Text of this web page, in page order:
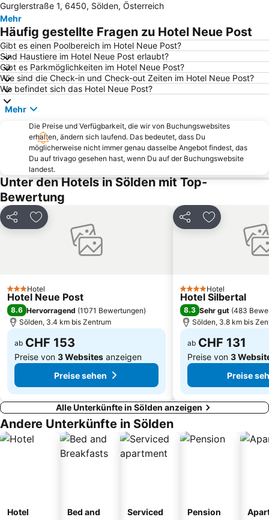
Meran 2000
Stubaier Gletscher
Hochgurgl
Skigebiet Kühtai
Südtirol Classic Rallye
Erlebnisbad Naturns
Glacier of Kaunertal
Promenaden von Meran
Congress Innsbruck
Olympiaworld
Goldenes Dachl
Bergbaumuseum Ridnaun-Schneeberg
Ratschings-Jaufen
Jochtal
Obergurgl
Ladurns Ski resort
Gärten von Schloss Trauttmansdorff
Venet
Flughafen Innsbruck
Merano 2000
Bergisel Schanze
Hallenbad Amraser Straße
Leutaschtal
Schnalstaler Gletscherbahn
Vinschgauer Tor
Die Lauben Merans
Kinderschneealm
Merano Railway Station
Gurglerstraße 1, 6450, Sölden, Österreich
Mehr
Häufig gestellte Fragen zu Hotel Neue Post
Gibt es einen Poolbereich im Hotel Neue Post?
Sind Haustiere im Hotel Neue Post erlaubt?
Gibt es Parkmöglichkeiten im Hotel Neue Post?
Wie sind die Check-in und Check-out Zeiten im Hotel Neue Post?
Wo befindet sich das Hotel Neue Post?
Mehr
Die Preise und Verfügbarkeit, die wir von Buchungswebsites
erhalten, ändern sich laufend. Das bedeutet, dass Du
möglicherweise nicht immer genau dasselbe Angebot findest, das
Du auf trivago gesehen hast, wenn Du auf der Buchungswebsite
landest.
Unter den Hotels in Sölden mit Top-
Bewertung
Teilen Zu Favoriten hinzufügen
3 Sterne
Hotel
Hotel Neue Post
8.6 Hervorragend (1’071 Bewertungen)
Sölden, 3.4 km bis Zentrum
ab CHF 153
Preise von 3 Websites anzeigen
Preise sehen
Teilen Zu Favoriten
4 SterneHotel
Hotel Silbertal
8.3 Sehr gut (483
Sölden, 3.8 km bis
ab CHF 131
Preise von 3
Preise
Alle Unterkünfte in Sölden anzeigen
Andere Unterkünfte in Sölden
Hotel
Bed and
Serviced
Pension